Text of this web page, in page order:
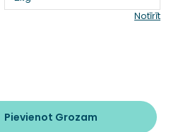
Notīrīt
Pievienot Grozam